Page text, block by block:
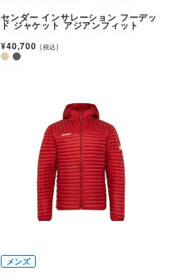
センダー インサレーション フーデッ
ド ジャケット アジアンフィット
¥40,700 (税込)
メンズ